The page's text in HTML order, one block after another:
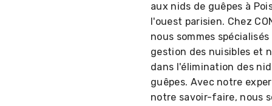
aux nids de guêpes à
l'ouest parisien. Chez
nous sommes
gestion des nuisibles et
dans l'élimination des
guêpes. Avec notre
notre savoir-faire, nous